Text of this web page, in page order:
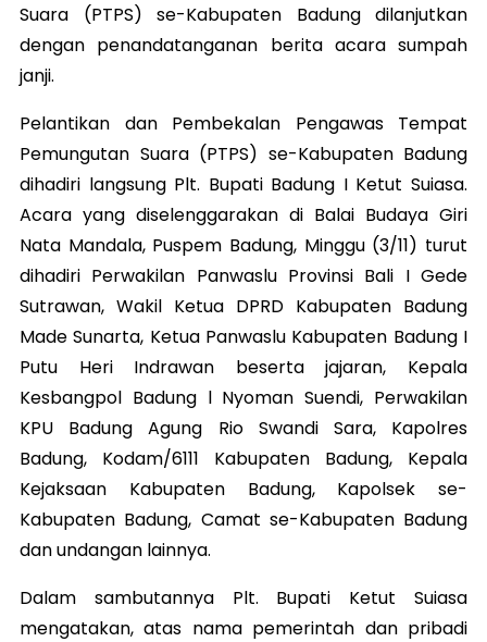
Suara (PTPS) se-Kabupaten Badung dilanjutkan
dengan penandatanganan berita acara sumpah
janji.
Pelantikan dan Pembekalan Pengawas Tempat
Pemungutan Suara (PTPS) se-Kabupaten Badung
dihadiri langsung Plt. Bupati Badung I Ketut Suiasa.
Acara yang diselenggarakan di Balai Budaya Giri
Nata Mandala, Puspem Badung, Minggu (3/11) turut
dihadiri Perwakilan Panwaslu Provinsi Bali I Gede
Sutrawan, Wakil Ketua DPRD Kabupaten Badung
Made Sunarta, Ketua Panwaslu Kabupaten Badung I
Putu Heri Indrawan beserta jajaran, Kepala
Kesbangpol Badung l Nyoman Suendi, Perwakilan
KPU Badung Agung Rio Swandi Sara, Kapolres
Badung, Kodam/6111 Kabupaten Badung, Kepala
Kejaksaan Kabupaten Badung, Kapolsek se-
Kabupaten Badung, Camat se-Kabupaten Badung
dan undangan lainnya.
Dalam sambutannya Plt. Bupati Ketut Suiasa
mengatakan, atas nama pemerintah dan pribadi